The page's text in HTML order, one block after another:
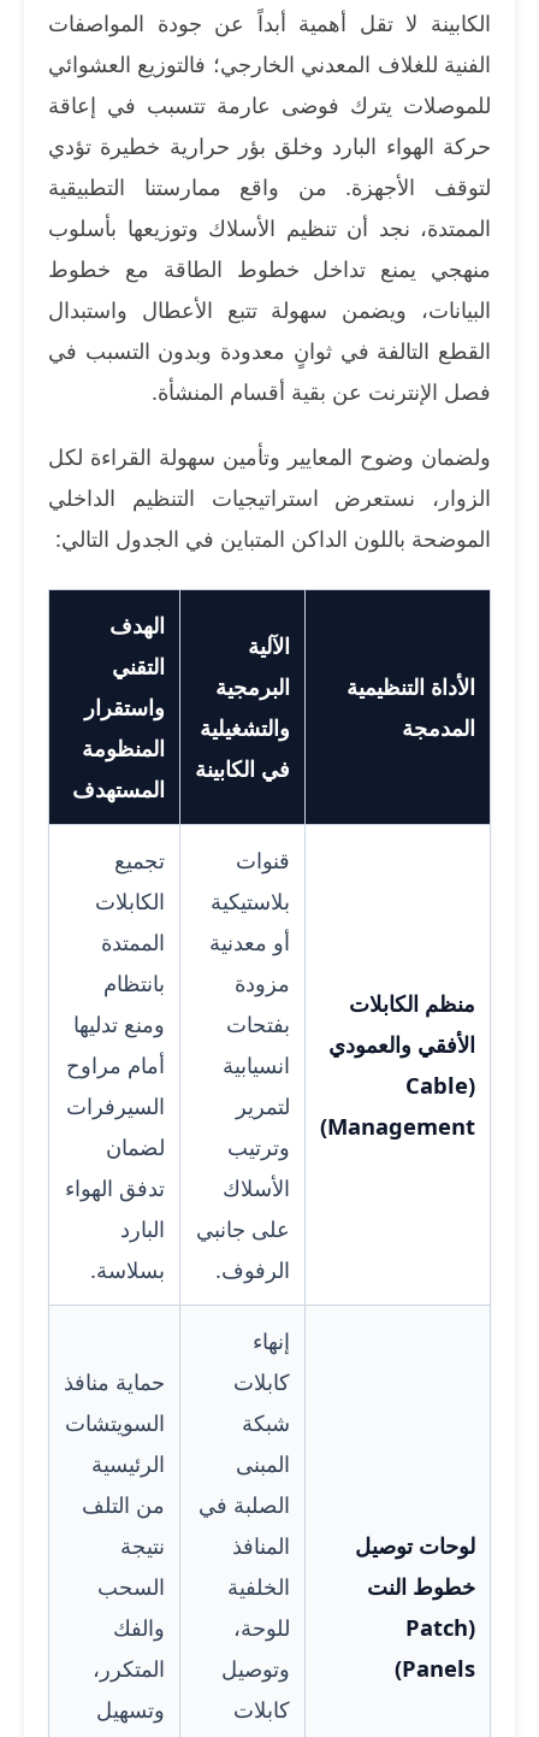
الكابينة لا تقل أهمية أبداً عن جودة المواصفات
الفنية للغلاف المعدني الخارجي؛ فالتوزيع العشوائي
للموصلات يترك فوضى عارمة تتسبب في إعاقة
حركة الهواء البارد وخلق بؤر حرارية خطيرة تؤدي
لتوقف الأجهزة. من واقع ممارستنا التطبيقية
الممتدة، نجد أن تنظيم الأسلاك وتوزيعها بأسلوب
منهجي يمنع تداخل خطوط الطاقة مع خطوط
البيانات، ويضمن سهولة تتبع الأعطال واستبدال
القطع التالفة في ثوانٍ معدودة وبدون التسبب في
فصل الإنترنت عن بقية أقسام المنشأة.
ولضمان وضوح المعايير وتأمين سهولة القراءة لكل
الزوار، نستعرض استراتيجيات التنظيم الداخلي
الموضحة باللون الداكن المتباين في الجدول التالي:
الأداة التنظيمية
المدمجة
الآلية
البرمجية
والتشغيلية
في الكابينة
الهدف
التقني
واستقرار
المنظومة
المستهدف
منظم الكابلات
الأفقي والعمودي
(Cable
Management)
قنوات
بلاستيكية
أو معدنية
مزودة
بفتحات
انسيابية
لتمرير
وترتيب
الأسلاك
على جانبي
الرفوف.
تجميع
الكابلات
الممتدة
بانتظام
ومنع تدليها
أمام مراوح
السيرفرات
لضمان
تدفق الهواء
البارد
بسلاسة.
لوحات توصيل
خطوط النت
(Patch
Panels)
إنهاء
كابلات
شبكة
المبنى
الصلبة في
المنافذ
الخلفية
للوحة،
وتوصيل
كابلات
حماية منافذ
السويتشات
الرئيسية
من التلف
نتيجة
السحب
والفك
المتكرر،
وتسهيل